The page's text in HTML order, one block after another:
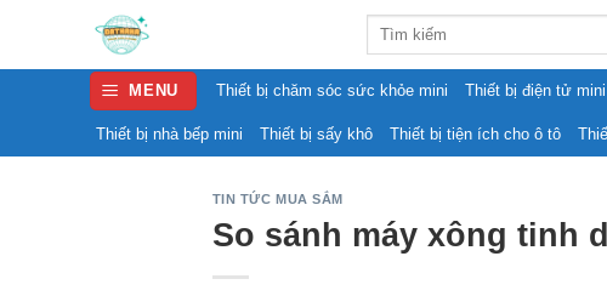
content
Search
MENU Thiết bị chăm sóc sức khỏe mini Thiết bị điện tử mini
Thiết bị nhà bếp mini Thiết bị sấy khô Thiết bị tiện ích cho ô tô
TIN TỨC MUA SẮM
So sánh máy xông tinh